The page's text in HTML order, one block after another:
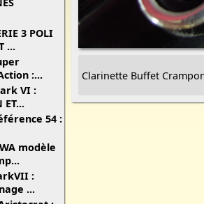
3 POLI
...
:...
VI :
ET...
54 :
modèle
:
...
Clarinette Buffet